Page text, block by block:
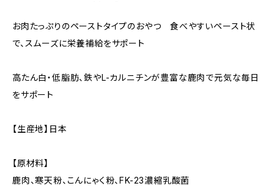
お肉たっぷりのペーストタイプのおやつ 食べやすいペースト状
で、スムーズに栄養補給をサポート
高たん白・低脂肪、鉄やL-カルニチンが豊富な鹿肉で元気な毎日
をサポート
【生産地】日本
【原材料】
鹿肉、寒天粉、こんにゃく粉、FK-23濃縮乳酸菌